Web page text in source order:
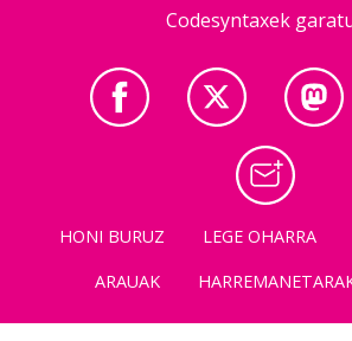
Codesyntaxek
HONI BURUZ LEGE OHARRA
ARAUAK